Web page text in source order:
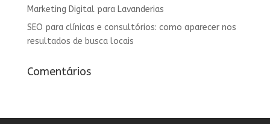
Marketing Digital para Lavanderias
SEO para clínicas e consultórios: como aparecer nos
resultados de busca locais
Comentários